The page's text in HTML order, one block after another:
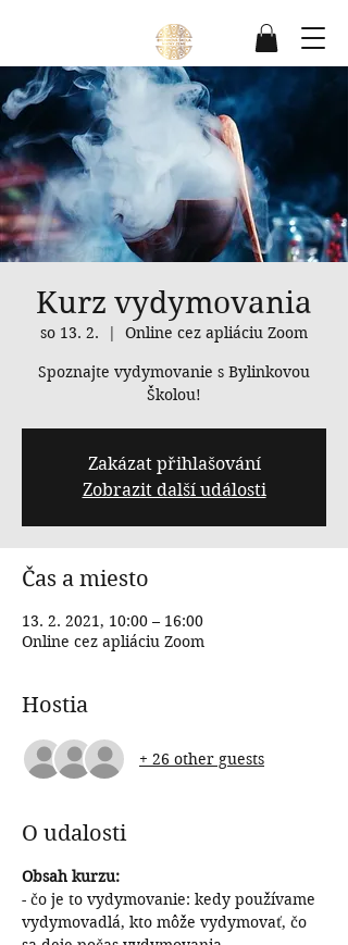
Kurz vydymovania
so 13. 2.
  |
Online cez apliáciu Zoom
Spoznajte vydymovanie s Bylinkovou
Školou!
Zakázat přihlašování
Zobrazit další události
Čas a miesto
13. 2. 2021, 10:00 – 16:00
Online cez apliáciu Zoom
Hostia
+ 26 other guests
O udalosti
Obsah kurzu:
- čo je to vydymovanie: kedy používame
vydymovadlá, kto môže vydymovať, čo